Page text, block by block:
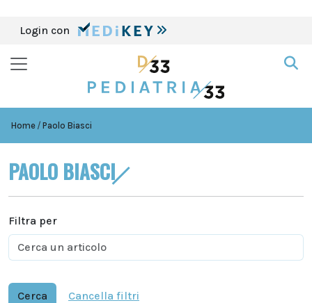
Login con
Home Paolo Biasci
PAOLO BIASCI
Filtra per
Cerca Cancella filtri